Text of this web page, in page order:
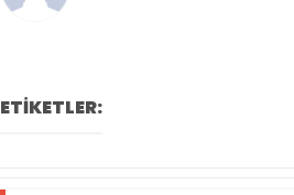
ETİKETLER: